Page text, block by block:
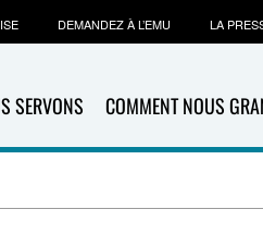
SERVONS COMMENT NOUS
DEMANDEZ À L’EMU LA